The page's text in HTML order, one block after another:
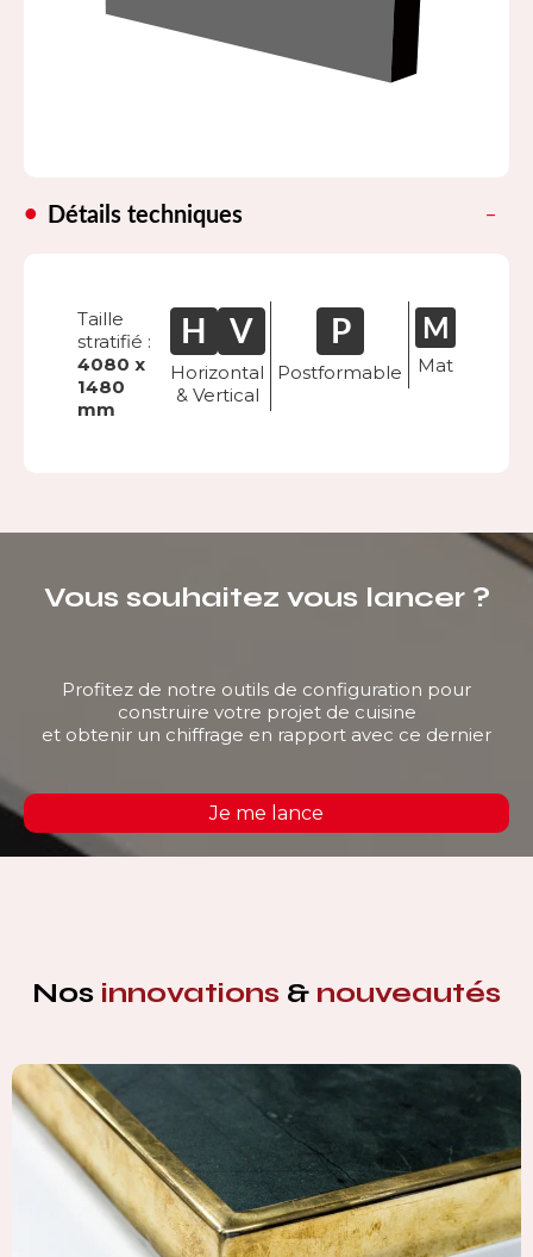
Détails techniques
Taille
stratifié :
4080 x
1480
mm
Horizontal
& Vertical
Postformable Mat
Vous souhaitez vous lancer ?
Profitez de notre outils de configuration pour
construire votre projet de cuisine
et obtenir un chiffrage en rapport avec ce dernier
Je me lance
Nos innovations & nouveautés